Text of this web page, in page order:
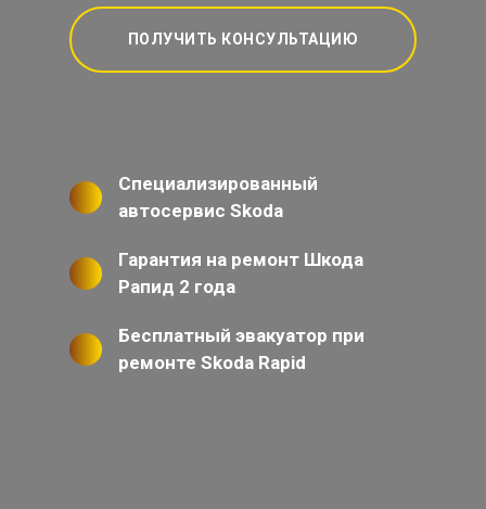
ПОЛУЧИТЬ КОНСУЛЬТАЦИЮ
Специализированный
автосервис Skoda
Гарантия на ремонт Шкода
Рапид 2 года
Бесплатный эвакуатор при
ремонте Skoda Rapid